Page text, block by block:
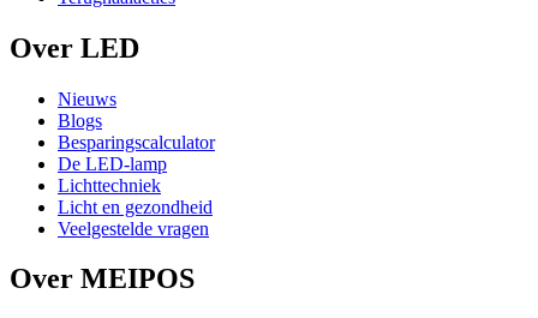
Over LED
Nieuws
Blogs
Besparingscalculator
De LED-lamp
Lichttechniek
Licht en gezondheid
Veelgestelde vragen
Over MEIPOS